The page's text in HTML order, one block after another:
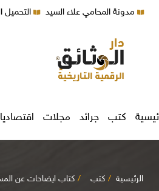
مدونة المحامي علاء السيد التحميل
كتب جرائد مجلات
الرئيسية كتب كتاب ايضاحات عن